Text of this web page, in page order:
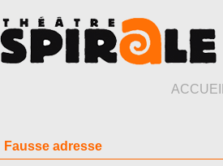
ACCUEIL
Fausse adresse